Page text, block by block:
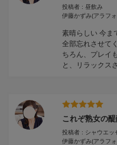
投稿者 : 昼飲み
伊藤かずみ(アラフ
素晴らしい 今ま
全部忘れさせて
ちろん、プレイ
と、リラックス
これぞ熟女の
投稿者 : シャウエッ
伊藤かずみ(アラフ